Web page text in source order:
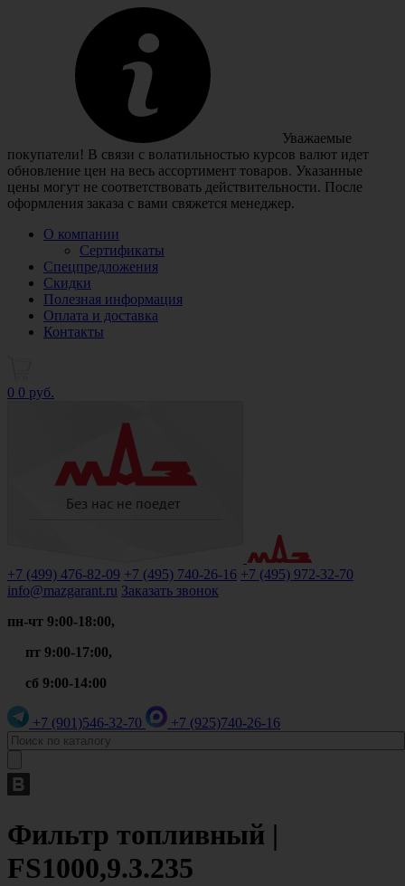
Уважаемые
покупатели! В связи с волатильностью курсов валют идет
обновление цен на весь ассортимент товаров. Указанные
цены могут не соответствовать действительности. После
оформления заказа с вами свяжется менеджер.
О компании
Сертификаты
Спецпредложения
Скидки
Полезная информация
Оплата и доставка
Контакты
0 0 руб.
+7 (499) 476-82-09 +7 (495) 740-26-16 +7 (495) 972-32-70
info@mazgarant.ru Заказать звонок
пн-чт 9:00-18:00,
пт 9:00-17:00,
сб 9:00-14:00
+7 (901)546-32-70 +7 (925)740-26-16
Фильтр топливный |
FS1000,9.3.235